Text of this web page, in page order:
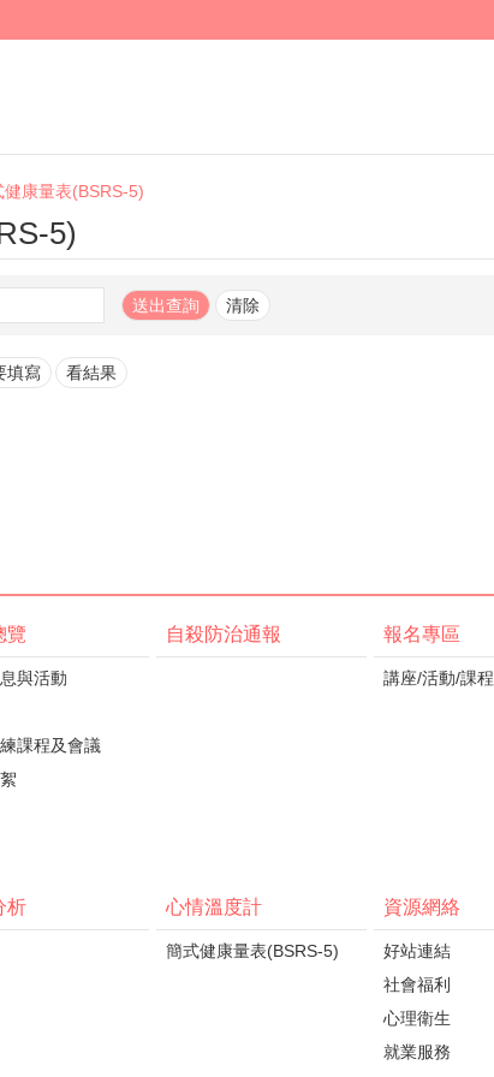
健康量表(BSRS-5)
5)
填寫 看結果
覽
與活動
課程及會議
自殺防治通報 報名專區
講座/活動/課程
析 心情溫度計
簡式健康量表(BSRS-5)
資源網絡
好站連結
社會福利
心理衛生
就業服務